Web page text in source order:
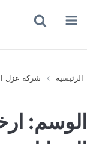
القائمة
الرئيسية شركة عزل
الوسم: